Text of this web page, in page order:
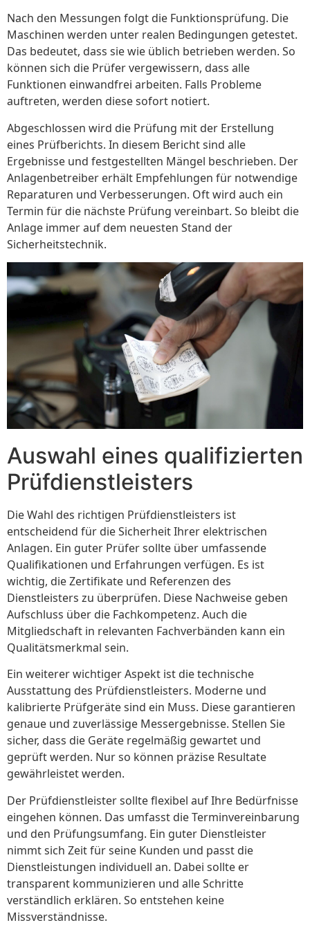
Nach den Messungen folgt die Funktionsprüfung. Die
Maschinen werden unter realen Bedingungen getestet.
Das bedeutet, dass sie wie üblich betrieben werden. So
können sich die Prüfer vergewissern, dass alle
Funktionen einwandfrei arbeiten. Falls Probleme
auftreten, werden diese sofort notiert.
Abgeschlossen wird die Prüfung mit der Erstellung
eines Prüfberichts. In diesem Bericht sind alle
Ergebnisse und festgestellten Mängel beschrieben. Der
Anlagenbetreiber erhält Empfehlungen für notwendige
Reparaturen und Verbesserungen. Oft wird auch ein
Termin für die nächste Prüfung vereinbart. So bleibt die
Anlage immer auf dem neuesten Stand der
Sicherheitstechnik.
Auswahl eines qualifizierten
Prüfdienstleisters
Die Wahl des richtigen Prüfdienstleisters ist
entscheidend für die Sicherheit Ihrer elektrischen
Anlagen. Ein guter Prüfer sollte über umfassende
Qualifikationen und Erfahrungen verfügen. Es ist
wichtig, die Zertifikate und Referenzen des
Dienstleisters zu überprüfen. Diese Nachweise geben
Aufschluss über die Fachkompetenz. Auch die
Mitgliedschaft in relevanten Fachverbänden kann ein
Qualitätsmerkmal sein.
Ein weiterer wichtiger Aspekt ist die technische
Ausstattung des Prüfdienstleisters. Moderne und
kalibrierte Prüfgeräte sind ein Muss. Diese garantieren
genaue und zuverlässige Messergebnisse. Stellen Sie
sicher, dass die Geräte regelmäßig gewartet und
geprüft werden. Nur so können präzise Resultate
gewährleistet werden.
Der Prüfdienstleister sollte flexibel auf Ihre Bedürfnisse
eingehen können. Das umfasst die Terminvereinbarung
und den Prüfungsumfang. Ein guter Dienstleister
nimmt sich Zeit für seine Kunden und passt die
Dienstleistungen individuell an. Dabei sollte er
transparent kommunizieren und alle Schritte
verständlich erklären. So entstehen keine
Missverständnisse.